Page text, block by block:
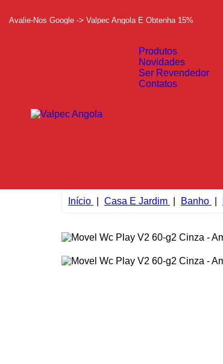
Avalie-Nos Google -> Valpec Angola E Obtenha 15%
Produtos
Novidades
Ser Revendedor
Contatos
Início Casa E Jardim Banho